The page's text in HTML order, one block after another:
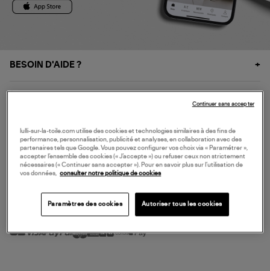
BESOIN D'AIDE ?
NOS SERVICES
SERVICE CLIENT
MODE DE PAIEMENT
lulli-sur-la-toile.com utilise des cookies et technologies similaires à des fins de
performance, personnalisation, publicité et analyses, en collaboration avec des
partenaires tels que Google. Vous pouvez configurer vos choix via « Paramétrer »,
accepter l’ensemble des cookies (« J’accepte ») ou refuser ceux non strictement
nécessaires (« Continuer sans accepter »). Pour en savoir plus sur l’utilisation de
vos données,
consulter notre politique de cookies
Paramètres des cookies Autoriser tous les cookies
Continuer sans accepter